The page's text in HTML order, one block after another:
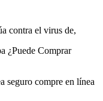
contra el virus de,
¿Puede Comprar
seguro compre en línea